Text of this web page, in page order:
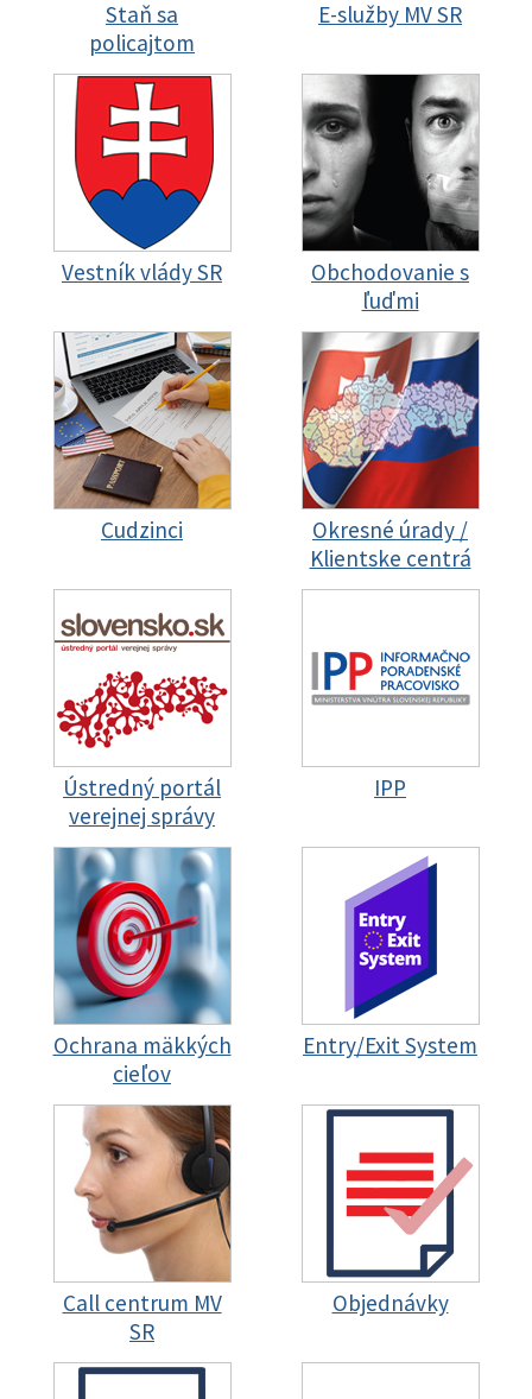
Staň sa
policajtom
E-služby MV SR
Vestník vlády SR
Obchodovanie s
ľuďmi
Cudzinci
Okresné úrady /
Klientske centrá
Ústredný portál
verejnej správy
IPP
Ochrana mäkkých
cieľov
Entry/Exit System
Call centrum MV
SR
Objednávky